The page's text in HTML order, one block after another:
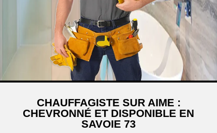
CHAUFFAGISTE SUR AIME :
CHEVRONNÉ ET DISPONIBLE EN
SAVOIE 73